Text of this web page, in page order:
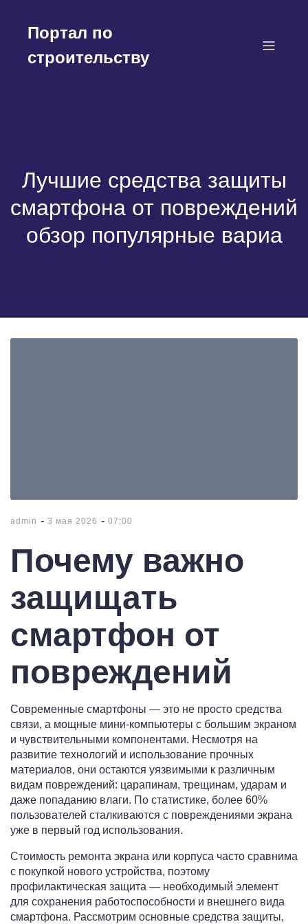
содержимому
Портал по
строительству
Лучшие средства защиты
смартфона от повреждений
обзор популярные вариа
admin - 3 мая 2026 - 07:00
Почему важно
защищать
смартфон от
повреждений
Современные смартфоны — это не просто средства
связи, а мощные мини-компьютеры с большим экраном
и чувствительными компонентами. Несмотря на
развитие технологий и использование прочных
материалов, они остаются уязвимыми к различным
видам повреждений: царапинам, трещинам, ударам и
даже попаданию влаги. По статистике, более 60%
пользователей сталкиваются с повреждениями экрана
уже в первый год использования.
Стоимость ремонта экрана или корпуса часто сравнима
с покупкой нового устройства, поэтому
профилактическая защита — необходимый элемент
для сохранения работоспособности и внешнего вида
смартфона. Рассмотрим основные средства защиты,